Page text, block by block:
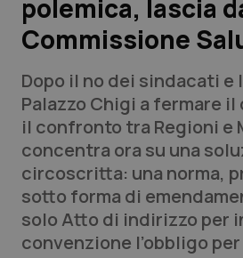
Professionisti Sanitari.AI
Abruzzo
Basilicata
Calabria
Campania
QS Pro Gold
Artrite & artrosi
Asma & BPCO
Car-T
QS Club Newsletter
polemica, lascia
Commissione
Dopo il no dei sindacati e
Palazzo Chigi a fermare
il confronto tra Regioni e
concentra ora su una
circoscritta: una norma,
sotto forma di
solo Atto di indirizzo per
convenzione l’obbligo